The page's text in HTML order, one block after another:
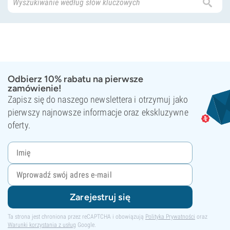
Odbierz 10% rabatu na pierwsze
zamówienie!
Zapisz się do naszego newslettera i otrzymuj jako
pierwszy najnowsze informacje oraz ekskluzywne
oferty.
Zarejestruj się
Ta strona jest chroniona przez reCAPTCHA i obowiązują Polityka Prywatności oraz
Warunki korzystania z usług Google.